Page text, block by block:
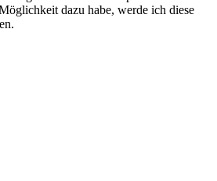
dazu habe, werde ich diese